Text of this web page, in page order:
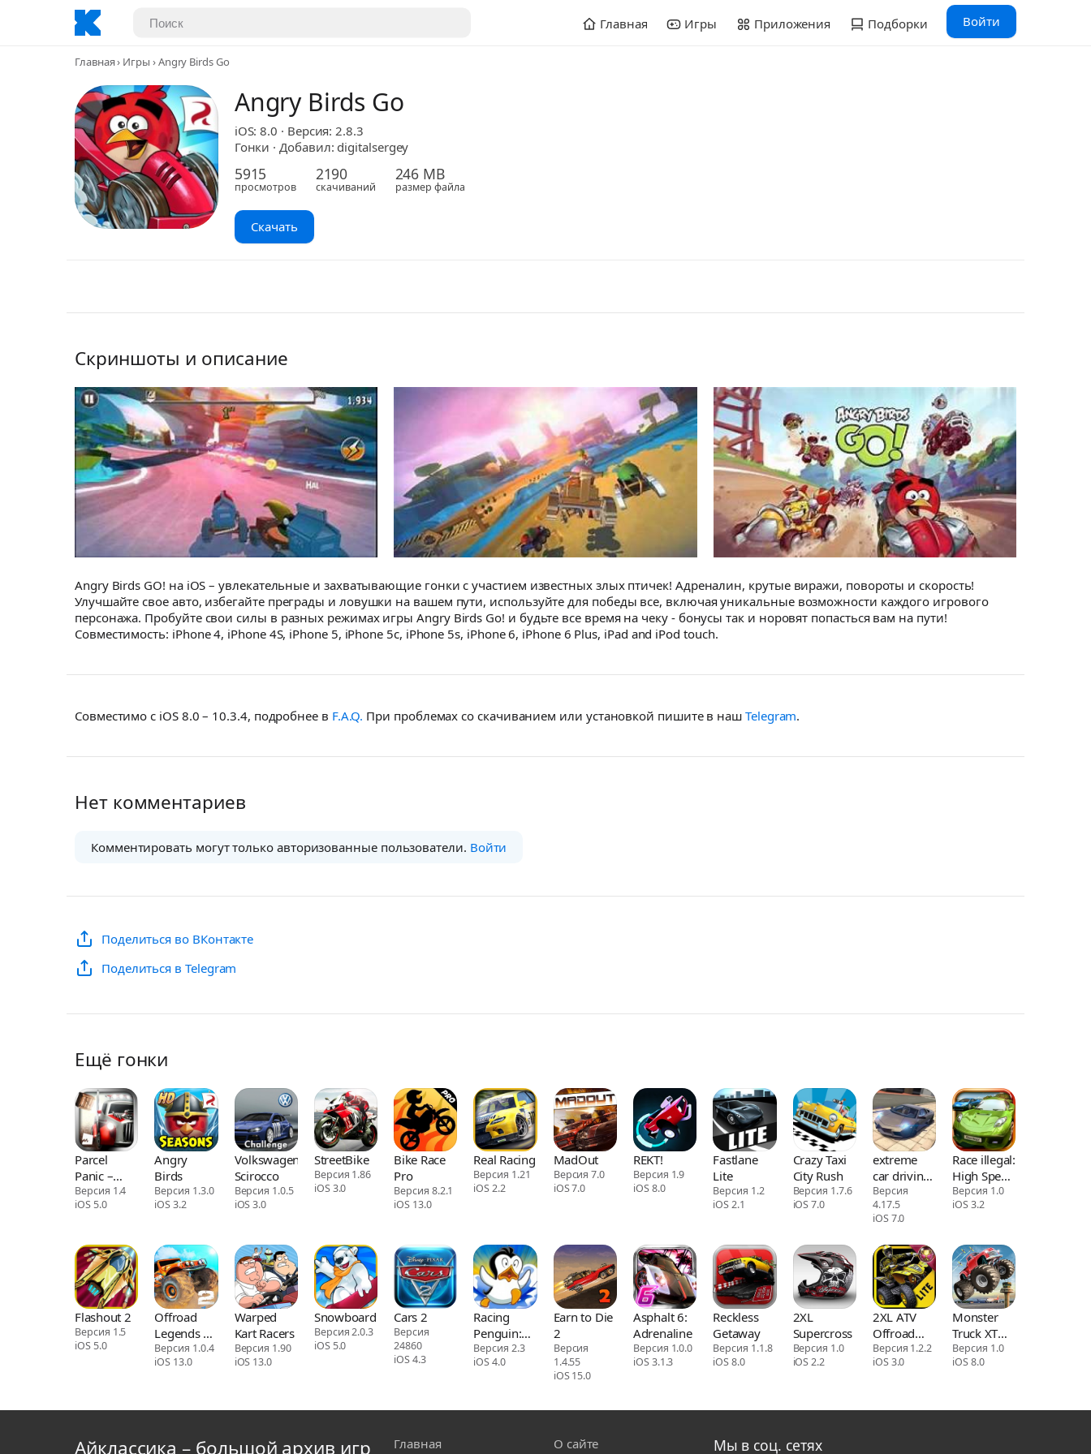
Главная Игры Приложения Подборки Войти
Главная Игры Angry Birds Go
Angry Birds Go
iOS: 8.0 · Версия: 2.8.3
Гонки · Добавил: digitalsergey
5915
просмотров
2190
скачиваний
246 MB
размер файла
Скачать
Скриншоты и описание
Angry Birds GO! на iOS – увлекательные и захватывающие гонки с участием известных злых птичек! Адреналин, крутые виражи, повороты и скорость!
Улучшайте свое авто, избегайте преграды и ловушки на вашем пути, используйте для победы все, включая уникальные возможности каждого игрового
персонажа. Пробуйте свои силы в разных режимах игры Angry Birds Go! и будьте все время на чеку - бонусы так и норовят попасться вам на пути!
Совместимость: iPhone 4, iPhone 4S, iPhone 5, iPhone 5c, iPhone 5s, iPhone 6, iPhone 6 Plus, iPad and iPod touch.
Совместимо с iOS 8.0 – 10.3.4, подробнее в F.A.Q. При проблемах со скачиванием или установкой пишите в нашTelegram.
Нет комментариев
Комментировать могут только авторизованные пользователи. Войти
Поделиться во ВКонтакте
Поделиться в Telegram
Ещё гонки
Parcel
Panic –
Post Car
Racer 3D
Версия 1.4
iOS 5.0
Angry
Birds
Версия 1.3.0
iOS 3.2
Volkswagen
Scirocco
Версия 1.0.5
iOS 3.0
StreetBike
Версия 1.86
iOS 3.0
Bike Race
Pro
Версия 8.2.1
iOS 13.0
Real Racing
Версия 1.21
iOS 2.2
MadOut
Версия 7.0
iOS 7.0
REKT!
Версия 1.9
iOS 8.0
Fastlane
Lite
Версия 1.2
iOS 2.1
Crazy Taxi
City Rush
Версия 1.7.6
iOS 7.0
extreme
car driving
simulator
Версия
4.17.5
iOS 7.0
Race illegal:
High Speed
3D
Версия 1.0
iOS 3.2
Flashout 2
Версия 1.5
iOS 5.0
Offroad
Legends 2
Extreme
Версия 1.0.4
iOS 13.0
Warped
Kart Racers
Версия 1.90
iOS 13.0
SnowboardRacing
Версия 2.0.3
iOS 5.0
Cars 2
Версия
24860
iOS 4.3
Racing
Penguin:
Slide and
Fly!
Версия 2.3
iOS 4.0
Earn to Die
2
Версия
1.4.55
iOS 15.0
Asphalt 6:
Adrenaline
Версия 1.0.0
iOS 3.1.3
Reckless
Getaway
Версия 1.1.8
iOS 8.0
2XL
Supercross
Версия 1.0
iOS 2.2
2XL ATV
Offroad
Lite
Версия 1.2.2
iOS 3.0
Monster
Truck XT
Airport
Derby
Версия 1.0
iOS 8.0
Айклассика – большой архив игр
Главная
О сайте
Мы в соц. сетях